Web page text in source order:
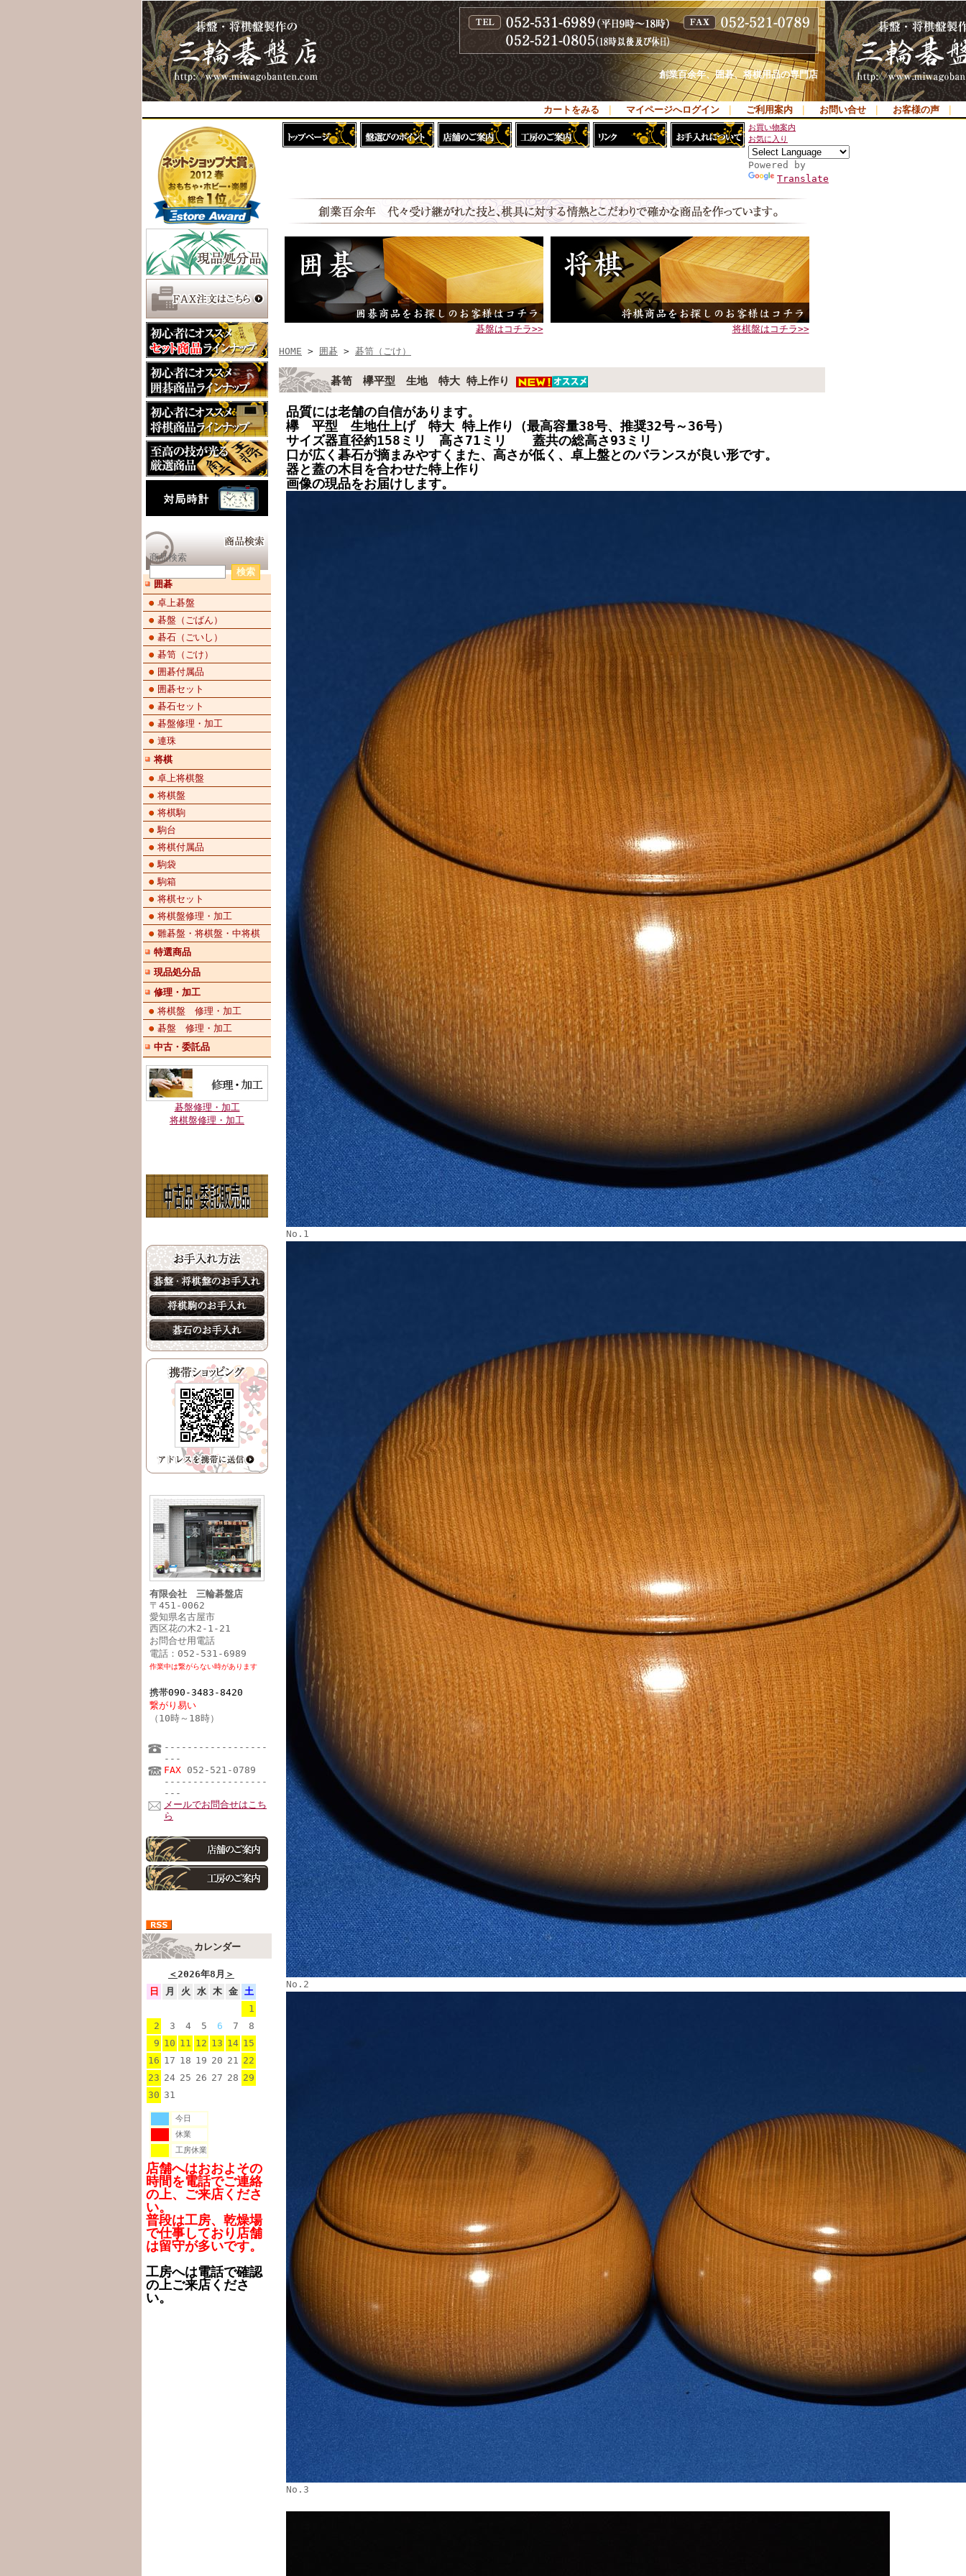
創業百余年、囲碁、将棋用品の専門店
カートをみる マイページへログイン ご利用案内 お問い合せ お客様の声
商品検索
囲碁
卓上碁盤
碁盤（ごばん）
碁石（ごいし）
碁笥（ごけ）
囲碁付属品
囲碁セット
碁石セット
碁盤修理・加工
連珠
将棋
卓上将棋盤
将棋盤
将棋駒
駒台
将棋付属品
駒袋
駒箱
将棋セット
将棋盤修理・加工
雛碁盤・将棋盤・中将棋
特選商品
現品処分品
修理・加工
将棋盤 修理・加工
碁盤 修理・加工
中古・委託品
碁盤修理・加工
将棋盤修理・加工
有限会社 三輪碁盤店
〒451-0062
愛知県名古屋市
西区花の木2-1-21
お問合せ用電話
電話：052-531-6989
作業中は繋がらない時があります
携帯090-3483-8420
繋がり易い
（10時～18時）
------------------
---
FAX 052-521-0789
------------------
---
メールでお問合せはこち
ら
カレンダー
＜2026年8月 ＞
日
月 火 水 木 金
土
1
2
3 4 5 6 7
8
9 10 11 12 13 14 15
16 17 18 19 20 21 22
23 24 25 26 27 28 29
30 31
今日
休業
工房休業
店舗へはおおよその
時間を電話でご連絡
の上、ご来店くださ
い。
普段は工房、乾燥場
で仕事しており店舗
は留守が多いです。
工房へは電話で確認
の上ご来店くださ
い。
お買い物案内
お気に入り
Powered by
Translate
碁盤はコチラ>> 将棋盤はコチラ>>
HOME > 囲碁 > 碁笥（ごけ）
碁笥 欅平型 生地 特大 特上作り
品質には老舗の自信があります。
欅 平型 生地仕上げ 特大 特上作り（最高容量38号、推奨32号～36号）
サイズ器直径約158ミリ 高さ71ミリ 蓋共の総高さ93ミリ
口が広く碁石が摘まみやすくまた、高さが低く、卓上盤とのバランスが良い形です。
器と蓋の木目を合わせた特上作り
画像の現品をお届けします。
No.1
No.2
No.3